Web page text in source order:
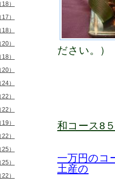
ださい。）
和コース8
一万円のコ
土産の
）
）
）
）
）
）
）
）
）
）
）
）
）
）